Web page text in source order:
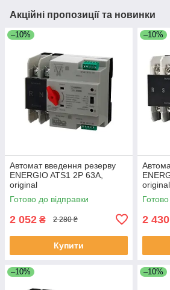
Акційні пропозиції та новинки
–10%
Автомат введення резерву
ENERGIO ATS1 2P 63A,
original
Готово до відправки
2 052 ₴ 2 280 ₴
Купити
–10%
original
2 430
–10% –10%